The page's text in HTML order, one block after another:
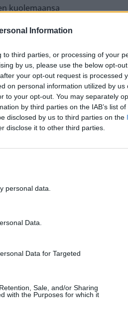
Information
third parties, or processing of your
by us, please use the below opt-
your opt-out request is processed
on personal information utilized by us
to your opt-out. You may separately
by third parties on the IAB’s list
disclosed by us to third parties on the
disclose it to other third parties.
personal data.
Data.
Data for Targeted
Sale, and/or Sharing
with the Purposes for which it
kuolemaansa
hän puhui toisinaan
Teksti: Toimitus